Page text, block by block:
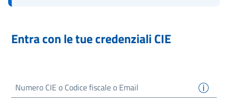
Entra con le tue credenziali CIE
NumeroCIE o Codice fiscale o Email